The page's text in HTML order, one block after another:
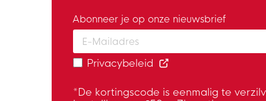
Enter your email and accept the
Abonneer je op onze nieuwsbrief
Privacybeleid
*De kortingscode is eenmalig te